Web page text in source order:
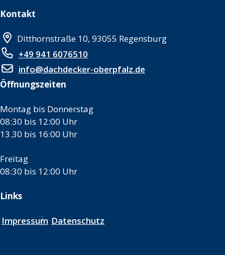
Kontakt
Ditthornstraße 10, 93055 Regensburg
+49 941 6076510
info@dachdecker-oberpfalz.de
Öffnungszeiten
Montag bis Donnerstag
08:30 bis 12:00 Uhr
13.30 bis 16:00 Uhr
Freitag
08:30 bis 12:00 Uhr
Links
Impressum Datenschutz